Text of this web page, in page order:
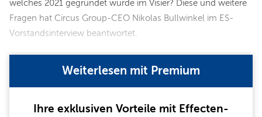
welches 2021 gegründet wurde im Visier? Diese und weitere
Fragen hat Circus Group-CEO Nikolas Bullwinkel im ES-
Vorstandsinterview beantwortet.
Weiterlesen mit Premium
Ihre exklusiven Vorteile mit Effecten-